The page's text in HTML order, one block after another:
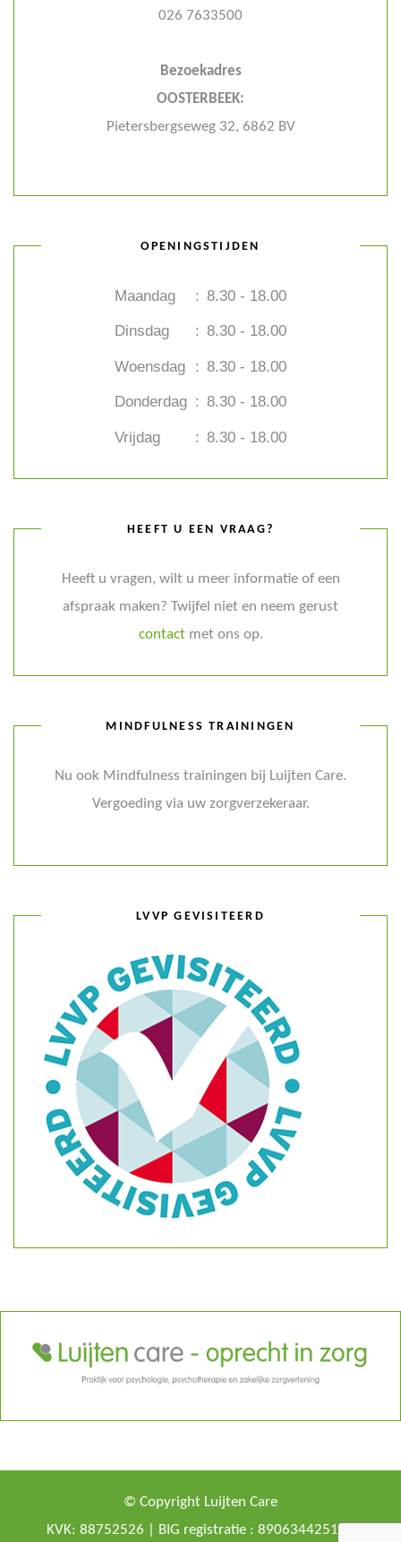
026 7633500
Bezoekadres
OOSTERBEEK:
Pietersbergseweg 32, 6862 BV
OPENINGSTIJDEN
Maandag : 8.30 - 18.00
Dinsdag : 8.30 - 18.00
Woensdag : 8.30 - 18.00
Donderdag : 8.30 - 18.00
Vrijdag : 8.30 - 18.00
HEEFT U EEN VRAAG?
Heeft u vragen, wilt u meer informatie of een
afspraak maken? Twijfel niet en neem gerust
contactmet ons op.
MINDFULNESS TRAININGEN
Nu ook Mindfulness trainingen bij Luijten Care.
Vergoeding via uw zorgverzekeraar.
LVVP GEVISITEERD
© Copyright Luijten Care
KVK: 88752526 | BIG registratie : 89063442516 -